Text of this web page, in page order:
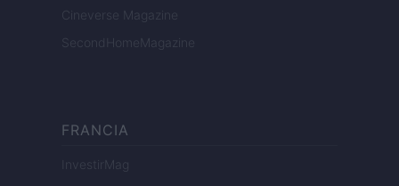
Cineverse Magazine
SecondHomeMagazine
FRANCIA
InvestirMag